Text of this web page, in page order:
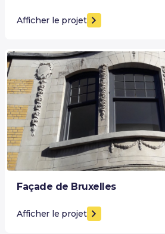
Afficher le projet
Façade de Bruxelles
Afficher le projet